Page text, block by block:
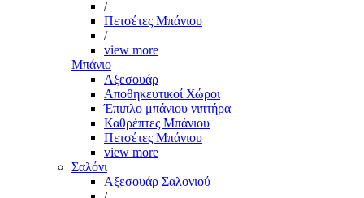
/
Πετσέτες Μπάνιου
/
view more
Μπάνιο
Αξεσουάρ
Αποθηκευτικοί Χώροι
Έπιπλο μπάνιου νιπτήρα
Καθρέπτες Μπάνιου
Πετσέτες Μπάνιου
view more
Σαλόνι
Αξεσουάρ Σαλονιού